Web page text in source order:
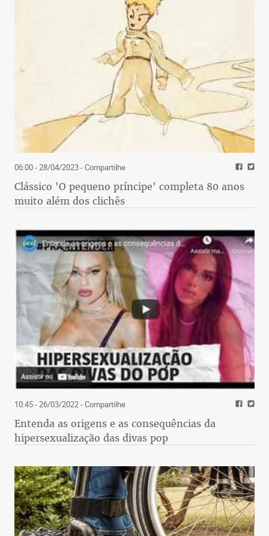
06:00 - 28/04/2023- Compartilhe
Clássico 'O pequeno príncipe' completa 80 anos
muito além dos clichês
10:45 - 26/03/2022- Compartilhe
Entenda as origens e as consequências da
hipersexualização das divas pop